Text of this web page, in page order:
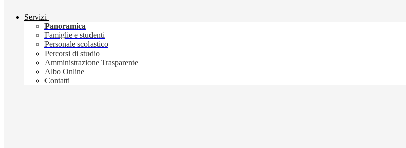
Servizi
Panoramica
Famiglie e studenti
Personale scolastico
Percorsi di studio
Amministrazione Trasparente
Albo Online
Contatti